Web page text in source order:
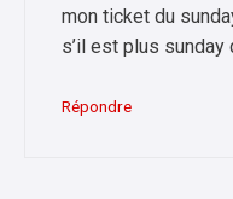
mon ticket du
s’il est plus
Répondre